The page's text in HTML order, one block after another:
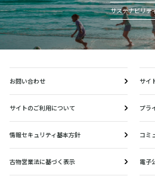
サステナビリテ
お問い合わせ サイ
サイトのご利用について プラ
情報セキュリティ基本方針 コミ
古物営業法に基づく表示 電子